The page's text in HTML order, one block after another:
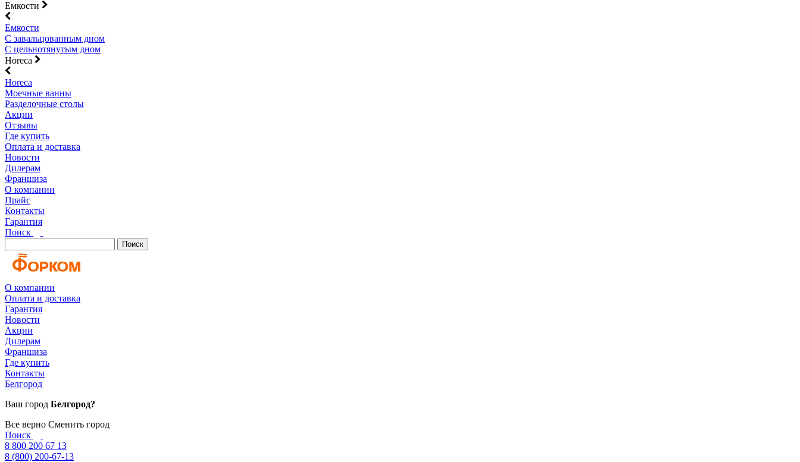
Емкости
Емкости
С завальцованным дном
С цельнотянутым дном
Horeca
Horeca
Моечные ванны
Разделочные столы
Акции
Отзывы
Где купить
Оплата и доставка
Новости
Дилерам
Франшиза
О компании
Прайс
Контакты
Гарантия
Поиск
Поиск
О компании
Оплата и доставка
Гарантия
Новости
Акции
Дилерам
Франшиза
Где купить
Контакты
Белгород
Ваш город Белгород?
Все верно Сменить город
Поиск
8 800 200 67 13
8 (800) 200-67-13